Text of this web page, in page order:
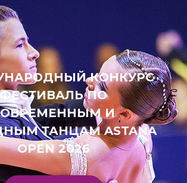
КОНКУРС
ФЕСТИВАЛЬ ПО
И
ТАНЦАМ ASTANA
OPEN 2026